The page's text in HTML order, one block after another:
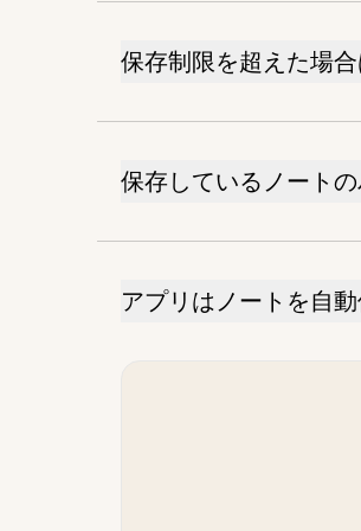
保存制限を超えた場
保存しているノート
アプリはノートを自